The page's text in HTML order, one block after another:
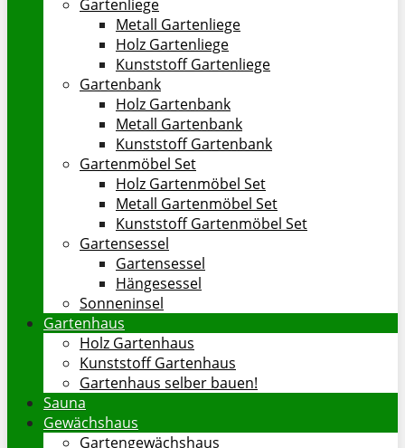
Gartenliege
Metall Gartenliege
Holz Gartenliege
Kunststoff Gartenliege
Gartenbank
Holz Gartenbank
Metall Gartenbank
Kunststoff Gartenbank
Gartenmöbel Set
Holz Gartenmöbel Set
Metall Gartenmöbel Set
Kunststoff Gartenmöbel Set
Gartensessel
Gartensessel
Hängesessel
Sonneninsel
Gartenhaus
Holz Gartenhaus
Kunststoff Gartenhaus
Gartenhaus selber bauen!
Sauna
Gewächshaus
Gartengewächshaus